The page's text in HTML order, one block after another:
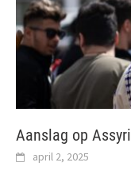
Aanslag op
april 2, 2025